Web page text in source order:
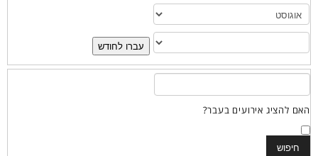
עברו לחודש
האם להציג אירועים בעבר?